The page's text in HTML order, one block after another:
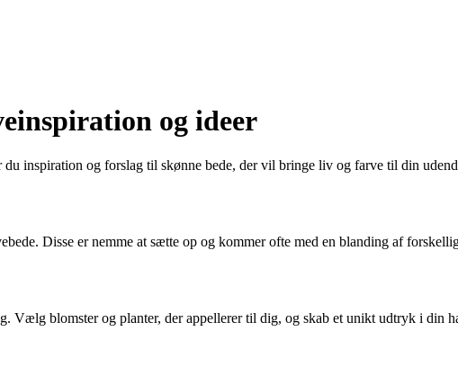
og ideer
inspiration og forslag til skønne bede, der vil bringe liv og farve til din
Disse er nemme at sætte op og kommer ofte med en blanding af
Vælg blomster og planter, der appellerer til dig, og skab et unikt udtryk i din